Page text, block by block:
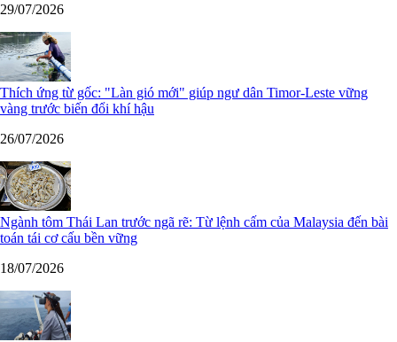
29/07/2026
Thích ứng từ gốc: "Làn gió mới" giúp ngư dân Timor-Leste vững
vàng trước biến đổi khí hậu
26/07/2026
Ngành tôm Thái Lan trước ngã rẽ: Từ lệnh cấm của Malaysia đến bài
toán tái cơ cấu bền vững
18/07/2026